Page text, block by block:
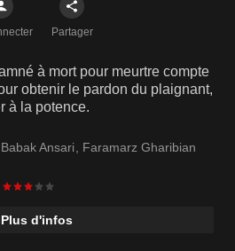
Partager
à mort pour meurtre compte
obtenir le pardon du plaignant,
à la potence.
Babak Ansari
Faramarz Gharibian
Plus d'infos